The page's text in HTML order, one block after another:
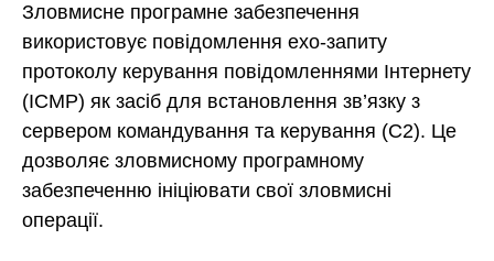
Зловмисне програмне забезпечення
використовує повідомлення ехо-запиту
протоколу керування повідомленнями Інтернету
(ICMP) як засіб для встановлення зв’язку з
сервером командування та керування (C2). Це
дозволяє зловмисному програмному
забезпеченню ініціювати свої зловмисні
операції.